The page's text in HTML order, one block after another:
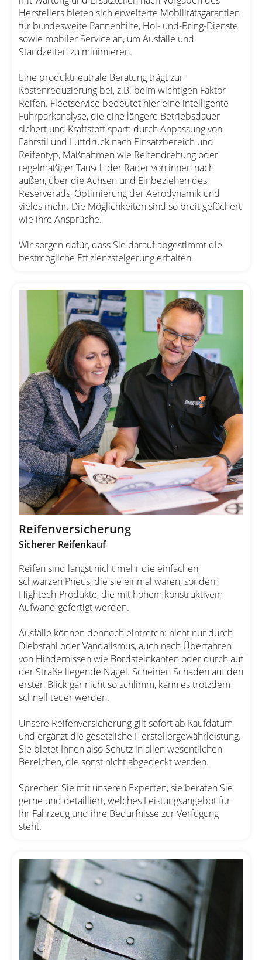
Herstellers bieten sich erweiterte Mobilitätsgarantien
für bundesweite Pannenhilfe, Hol- und-Bring-Dienste
sowie mobiler Service an, um Ausfälle und
Standzeiten zu minimieren.
Eine produktneutrale Beratung trägt zur
Kostenreduzierung bei, z.B. beim wichtigen Faktor
Reifen. Fleetservice bedeutet hier eine intelligente
Fuhrparkanalyse, die eine längere Betriebsdauer
sichert und Kraftstoff spart: durch Anpassung von
Fahrstil und Luftdruck nach Einsatzbereich und
Reifentyp, Maßnahmen wie Reifendrehung oder
regelmäßiger Tausch der Räder von innen nach
außen, über die Achsen und Einbeziehen des
Reserverads, Optimierung der Aerodynamik und
vieles mehr. Die Möglichkeiten sind so breit gefächert
wie ihre Ansprüche.
Wir sorgen dafür, dass Sie darauf abgestimmt die
bestmögliche Effizienzsteigerung erhalten.
Reifenversicherung
Sicherer Reifenkauf
Reifen sind längst nicht mehr die einfachen,
schwarzen Pneus, die sie einmal waren, sondern
Hightech-Produkte, die mit hohem konstruktivem
Aufwand gefertigt werden.
Ausfälle können dennoch eintreten: nicht nur durch
Diebstahl oder Vandalismus, auch nach Überfahren
von Hindernissen wie Bordsteinkanten oder durch auf
der Straße liegende Nägel. Scheinen Schäden auf den
ersten Blick gar nicht so schlimm, kann es trotzdem
schnell teuer werden.
Unsere Reifenversicherung gilt sofort ab Kaufdatum
und ergänzt die gesetzliche Herstellergewährleistung.
Sie bietet Ihnen also Schutz in allen wesentlichen
Bereichen, die sonst nicht abgedeckt werden.
Sprechen Sie mit unseren Experten, sie beraten Sie
gerne und detailliert, welches Leistungsangebot für
Ihr Fahrzeug und ihre Bedürfnisse zur Verfügung
steht.